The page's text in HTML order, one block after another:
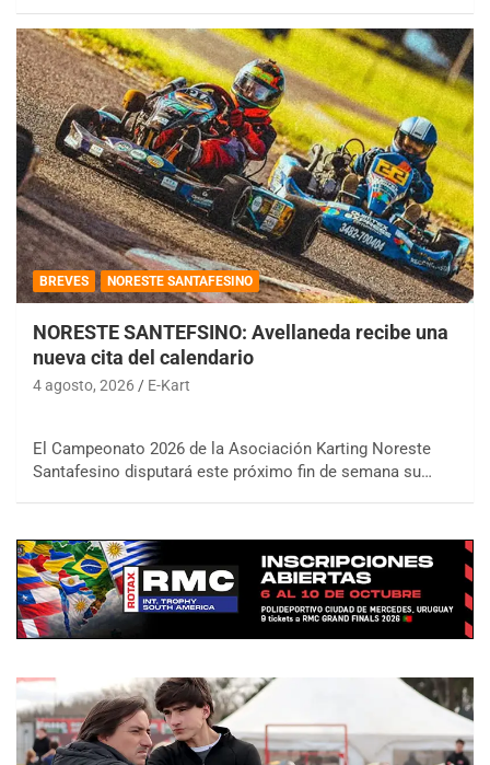
BREVES NORESTE SANTAFESINO
NORESTE SANTEFSINO: Avellaneda recibe una
nueva cita del calendario
4 agosto, 2026 E-Kart
El Campeonato 2026 de la Asociación Karting Noreste
Santafesino disputará este próximo fin de semana su…